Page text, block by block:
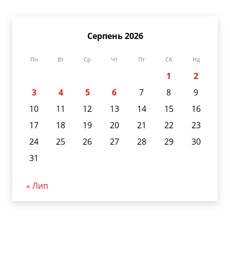
Серпень 2026
Пн Вт Ср Чт Пт Сб Нд
1
2
3
4 5 6 7 8
9
10
11 12 13 14 15
16
17
18 19 20 21 22
23
24
25 26 27 28 29
30
31
« Лип